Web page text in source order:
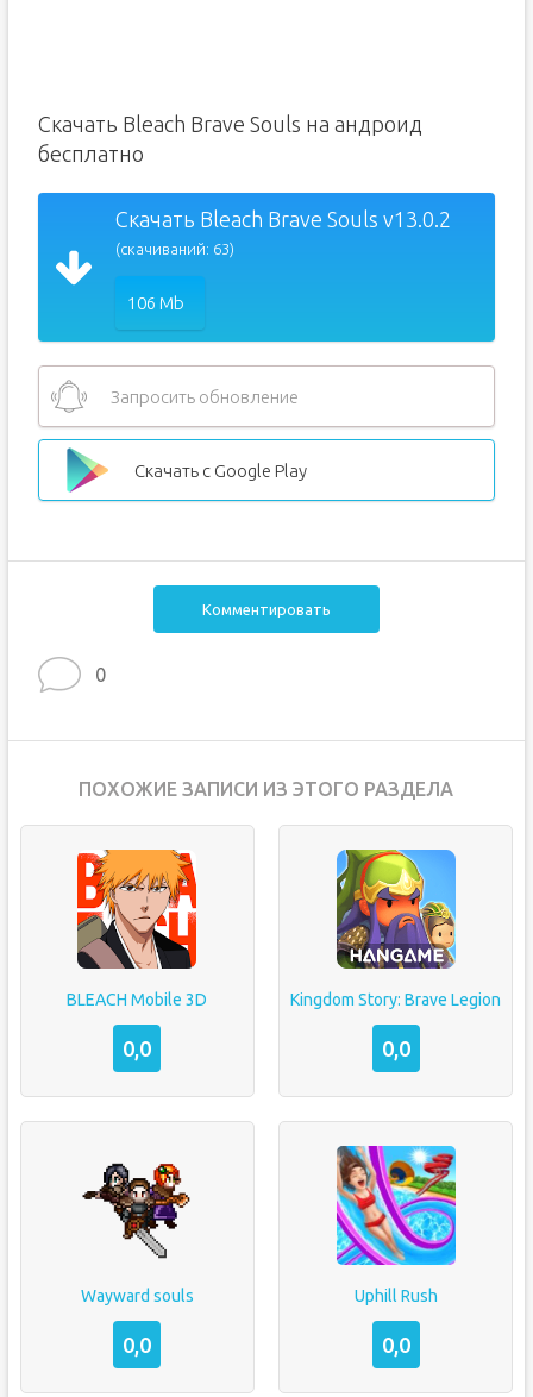
Скачать Bleach Brave Souls на андроид
бесплатно
Скачать Bleach Brave Souls v13.0.2
(скачиваний: 63)
106 Mb
Запросить обновление
Скачать с Google Play
Комментировать
0
ПОХОЖИЕ ЗАПИСИ ИЗ ЭТОГО РАЗДЕЛА
BLEACH Mobile 3D
0,0
Kingdom Story: Brave Legion
0,0
Wayward souls
0,0
Uphill Rush
0,0